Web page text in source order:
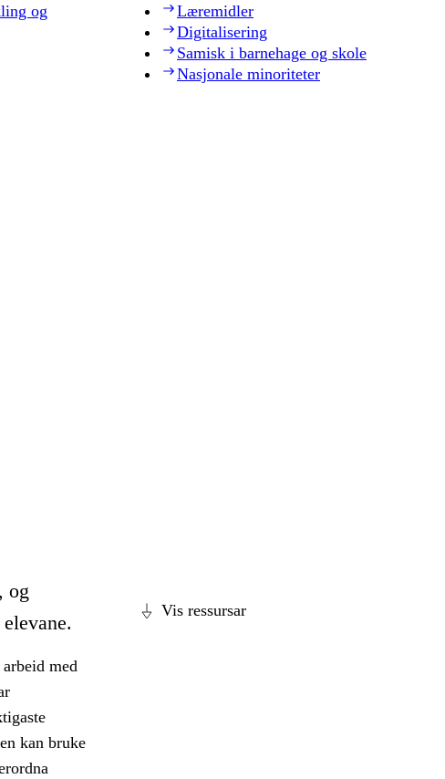
og
Læremidler
Digitalisering
Samisk i barnehage og skole
Nasjonale minoriteter
Vis ressursar
og
med
kan bruke